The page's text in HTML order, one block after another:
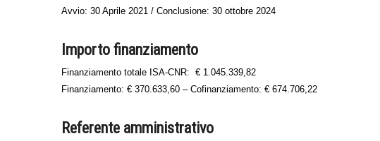
Avvio: 30 Aprile 2021 / Conclusione: 30 ottobre 2024
Importo finanziamento
Finanziamento totale ISA-CNR: € 1.045.339,82
Finanziamento: € 370.633,60 – Cofinanziamento: € 674.706,22
Referente amministrativo